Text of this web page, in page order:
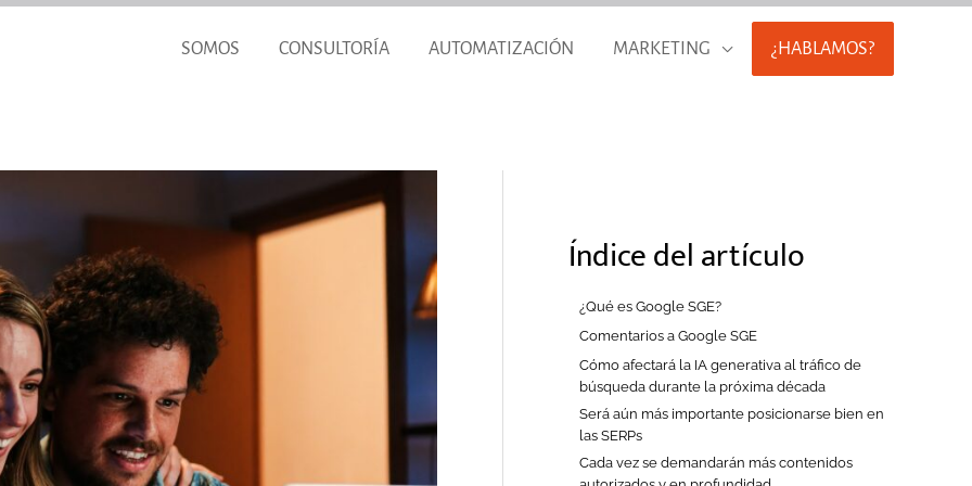
SOMOS CONSULTORÍA AUTOMATIZACIÓN MARKETING ¿HABLAMOS?
Índice del artículo
¿Qué es Google SGE?
Comentarios a Google SGE
Cómo afectará la IA generativa al tráfico de
búsqueda durante la próxima década
Será aún más importante posicionarse bien en
las SERPs
Cada vez se demandarán más contenidos